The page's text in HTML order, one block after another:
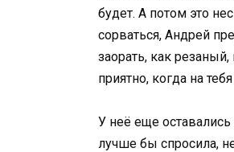
будет. А потом это
сорваться, Андрей
заорать, как
приятно, когда на
У неё еще оставались
лучше бы спросила,